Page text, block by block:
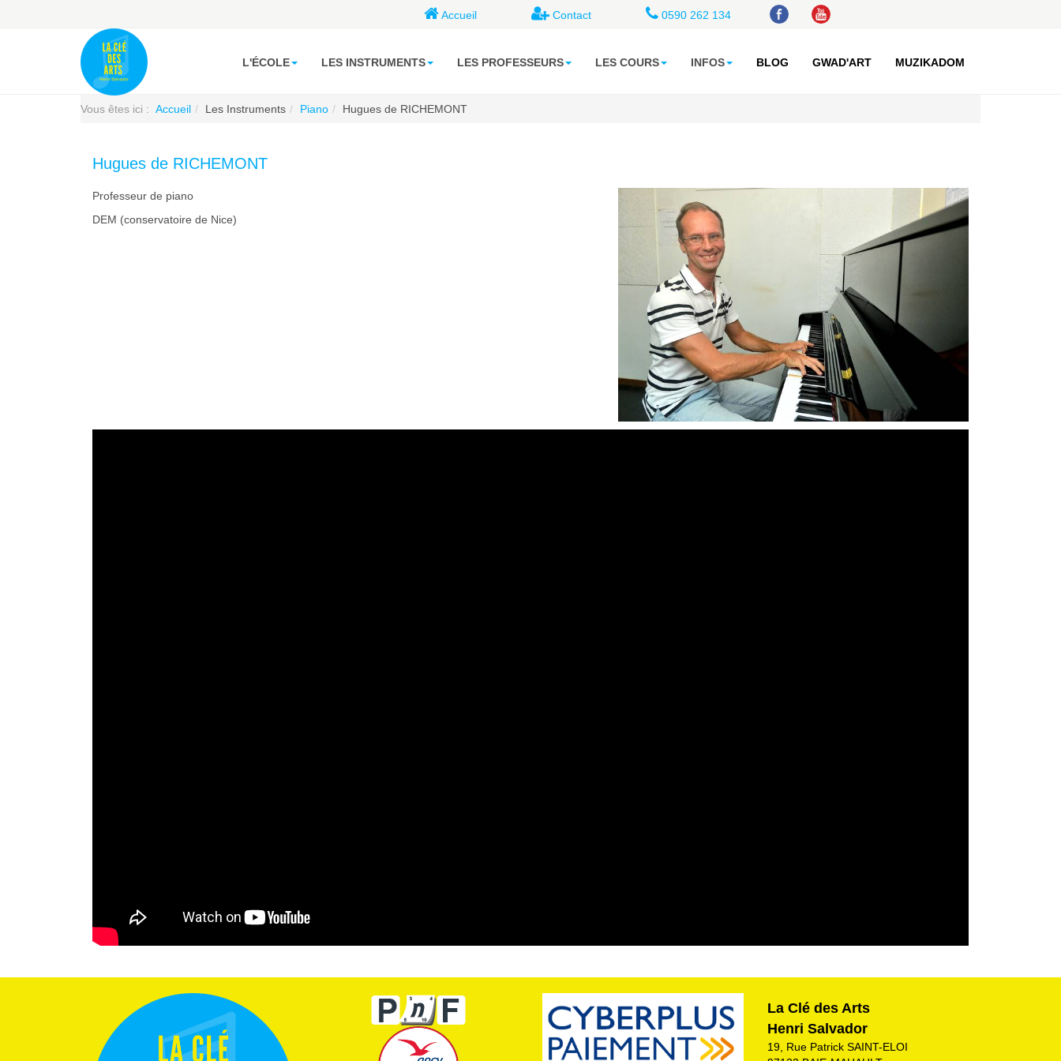
Accueil Contact 0590 262 134
L'ÉCOLE LES INSTRUMENTS LES PROFESSEURS LES COURS INFOS BLOG GWAD'ART MUZIKADOM
Vous êtes ici : Accueil Les Instruments Piano Hugues de RICHEMONT
Hugues de RICHEMONT
Professeur de piano
DEM (conservatoire de Nice)
La Clé des Arts
Henri Salvador
19, Rue Patrick SAINT-ELOI